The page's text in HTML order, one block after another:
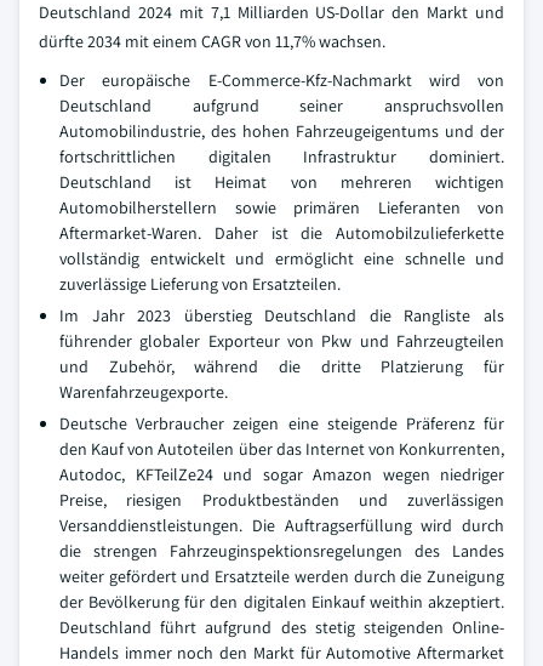
Deutschland 2024 mit 7,1 Milliarden US-Dollar den Markt und
dürfte 2034 mit einem CAGR von 11,7% wachsen.
Der europäische E-Commerce-Kfz-Nachmarkt wird von
Deutschland aufgrund seiner anspruchsvollen
Automobilindustrie, des hohen Fahrzeugeigentums und der
fortschrittlichen digitalen Infrastruktur dominiert.
Deutschland ist Heimat von mehreren wichtigen
Automobilherstellern sowie primären Lieferanten von
Aftermarket-Waren. Daher ist die Automobilzulieferkette
vollständig entwickelt und ermöglicht eine schnelle und
zuverlässige Lieferung von Ersatzteilen.
Im Jahr 2023 überstieg Deutschland die Rangliste als
führender globaler Exporteur von Pkw und Fahrzeugteilen
und Zubehör, während die dritte Platzierung für
Warenfahrzeugexporte.
Deutsche Verbraucher zeigen eine steigende Präferenz für
den Kauf von Autoteilen über das Internet von Konkurrenten,
Autodoc, KFTeilZe24 und sogar Amazon wegen niedriger
Preise, riesigen Produktbeständen und zuverlässigen
Versanddienstleistungen. Die Auftragserfüllung wird durch
die strengen Fahrzeuginspektionsregelungen des Landes
weiter gefördert und Ersatzteile werden durch die Zuneigung
der Bevölkerung für den digitalen Einkauf weithin akzeptiert.
Deutschland führt aufgrund des stetig steigenden Online-
Handels immer noch den Markt für Automotive Aftermarket